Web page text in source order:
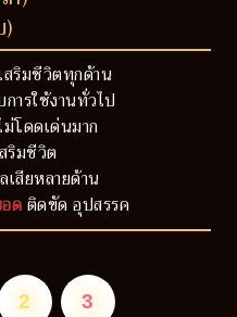
สริมชีวิตทุกด้าน
การใช้งานทั่วไป
ม่โดดเด่นมาก
ริมชีวิต
เสียหลายด้าน
ดติดขัด อุปสรรค
2 3